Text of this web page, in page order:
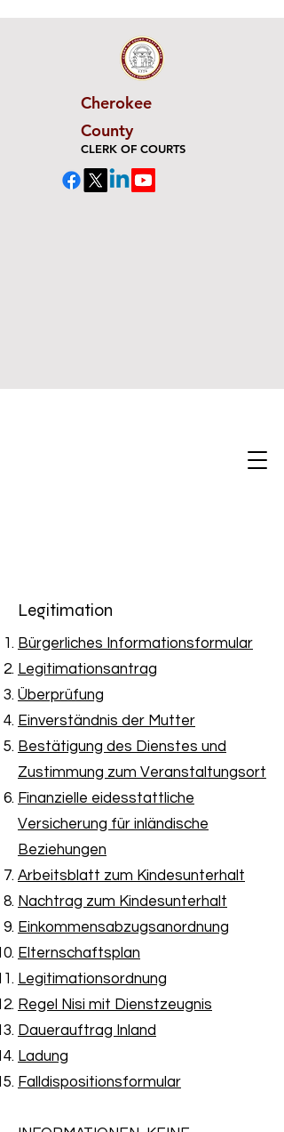
Cherokee
County
CLERK OF COURTS
Legitimation
Bürgerliches Informationsformular
Legitimationsantrag
Überprüfung
Einverständnis der Mutter
Bestätigung des Dienstes und
Zustimmung zum Veranstaltungsort
Finanzielle eidesstattliche
Versicherung für inländische
Beziehungen
Arbeitsblatt zum Kindesunterhalt
Nachtrag zum Kindesunterhalt
Einkommensabzugsanordnung
Elternschaftsplan
Legitimationsordnung
Regel Nisi mit Dienstzeugnis
Dauerauftrag Inland
Ladung
Falldispositionsformular